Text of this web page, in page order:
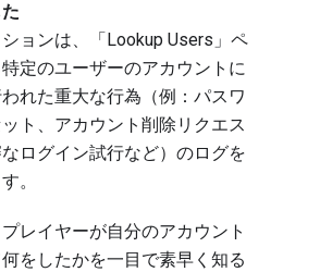
ョンは、「Lookup Users」ペ
定のユーザーのアカウントに
れた重大な行為（例：パスワ
ト、アカウント削除リクエス
なログイン試行など）のログを
。
レイヤーが自分のアカウント
をしたかを一目で素早く知る